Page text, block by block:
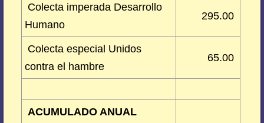
Colecta imperada Desarrollo
Humano
295.00
Colecta especial Unidos
contra el hambre
65.00
ACUMULADO ANUAL